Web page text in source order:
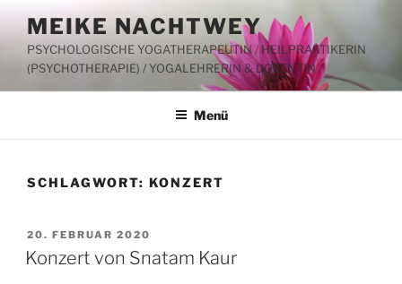
Inhalt
springen
MEIKE NACHTWEY
PSYCHOLOGISCHE YOGATHERAPEUTIN / HEILPRAKTIKERIN
(PSYCHOTHERAPIE) / YOGALEHRERIN & DOZENTIN
Menü
SCHLAGWORT: KONZERT
VERÖFFENTLICHT
AM
20. FEBRUAR 2020
Konzert von Snatam Kaur